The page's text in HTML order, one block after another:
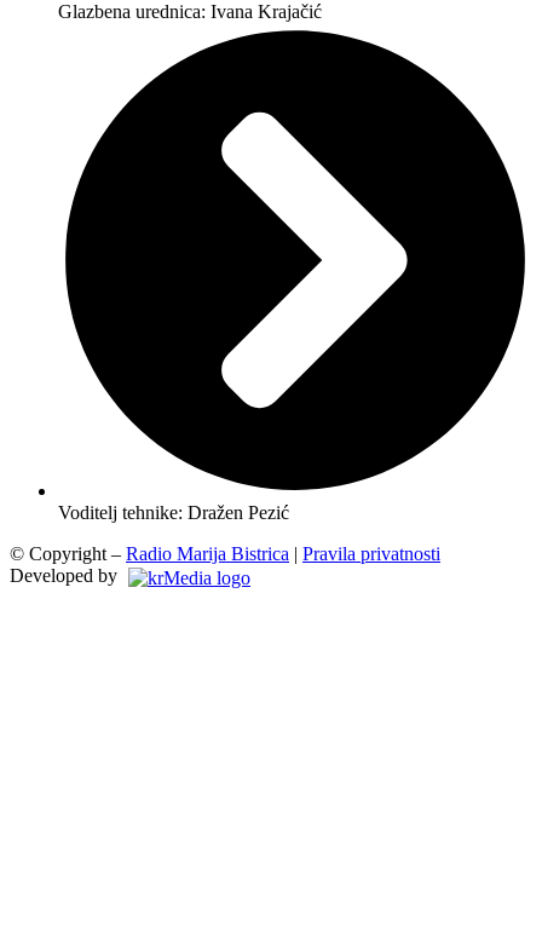
Glazbena urednica: Ivana Krajačić
Voditelj tehnike: Dražen Pezić
© Copyright – Radio Marija Bistrica | Pravila privatnosti
Developed by